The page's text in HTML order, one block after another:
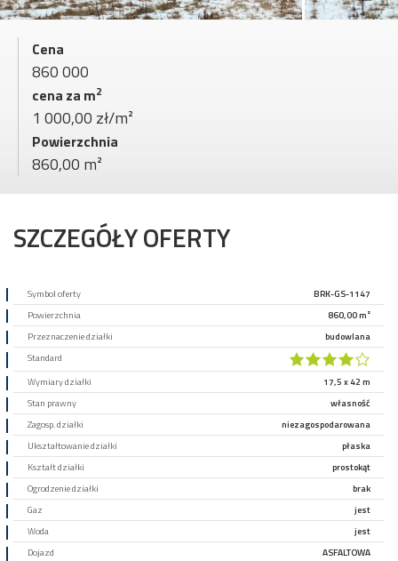
Cena
860 000
cena za m2
1 000,00 zł/m²
Powierzchnia
860,00 m²
SZCZEGÓŁY OFERTY
Symbol oferty
BRK-GS-1147
Powierzchnia
860,00 m²
Przeznaczenie działki
budowlana
Standard
Wymiary działki
17,5 x 42 m
Stan prawny
własność
Zagosp. działki
niezagospodarowana
Ukształtowanie działki
płaska
Kształt działki
prostokąt
Ogrodzenie działki
brak
Gaz
jest
Woda
jest
Dojazd
ASFALTOWA